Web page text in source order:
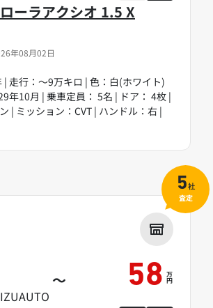
年08月02日
ーラアクシオ 1.5 X
| 走行：～9万キロ | 色：白(ホワイト)
年10月 | 乗車定員： 5名 | ドア： 4枚 |
| ミッション：CVT | ハンドル：右 |
～ 58 万
円
5社
査定